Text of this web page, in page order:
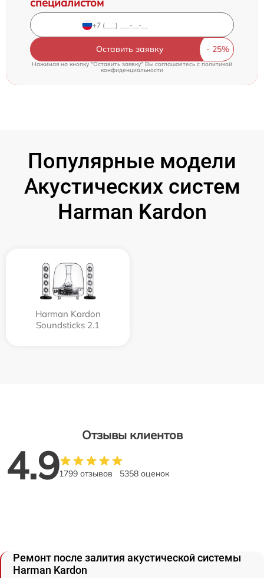
Оставить заявку
Нажимая на кнопку "Оставить заявку" Вы соглашаетесь cполитикой
конфиденциальности
Популярные модели
Акустических систем
Harman Kardon
Harman Kardon
Soundsticks 2.1
Отзывы клиентов
4.91799 отзывов 5358 оценок
Ремонт после залития акустической системы
Harman Kardon